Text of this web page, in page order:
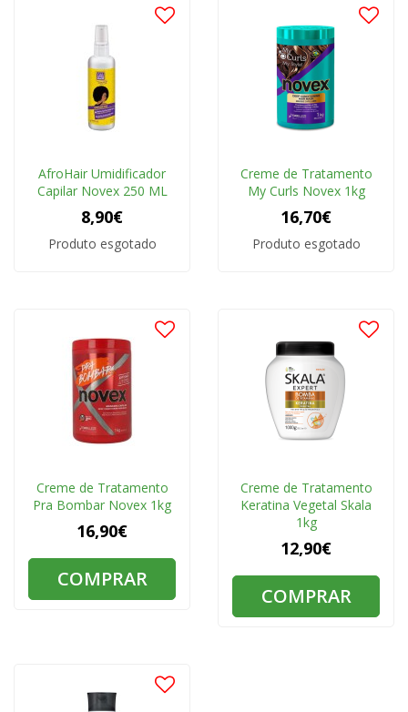
AfroHair Umidificador
Capilar Novex 250 ML
8,90€
Produto esgotado
Creme de Tratamento
My Curls Novex 1kg
16,70€
Produto esgotado
Creme de Tratamento
Pra Bombar Novex 1kg
16,90€
COMPRAR
Creme de Tratamento
Keratina Vegetal Skala
1kg
12,90€
COMPRAR